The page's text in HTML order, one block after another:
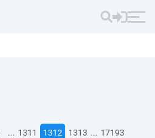
... 1311 1312 1313 ... 17193